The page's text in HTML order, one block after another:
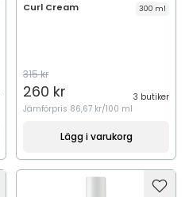
Curl Cream 300 ml
315 kr
260 kr
3 butiker
Jämförpris 86,67 kr/100 ml
Lägg i varukorg